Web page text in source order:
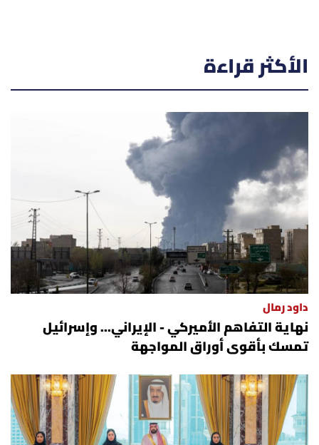
الأكثر قراءة
داود رمال
نهاية التفاهم الأميركي - الإيراني... وإسرائيل
تمسك بأقوى أوراق المواجهة